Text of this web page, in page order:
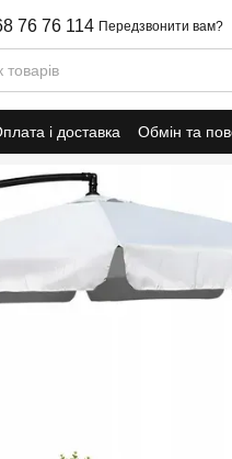
76 76 114 Передзвонити вам?
і доставка Обмін та